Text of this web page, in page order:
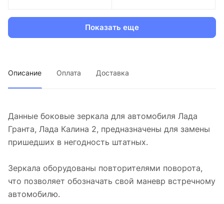
Показать еще
Описание Оплата Доставка
Данные боковые зеркала для автомобиля Лада
Гранта, Лада Калина 2, предназначены для замены
пришедших в негодность штатных.
Зеркала оборудованы повторителями поворота,
что позволяет обозначать свой маневр встречному
автомобилю.